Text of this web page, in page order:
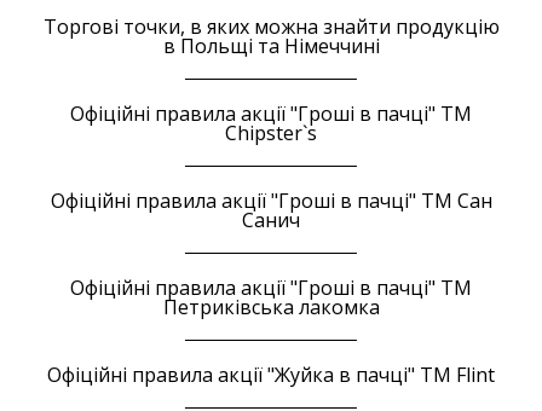
Торгові точки, в яких можна знайти продукцію
в Польщі та Німеччині
Офіційні правила акції "Гроші в пачці" ТМ
Chipster`s
Офіційні правила акції "Гроші в пачці" ТМ Сан
Санич
Офіційні правила акції "Гроші в пачці" ТМ
Петриківська лакомка
Офіційні правила акції "Жуйка в пачці" ТМ Flint